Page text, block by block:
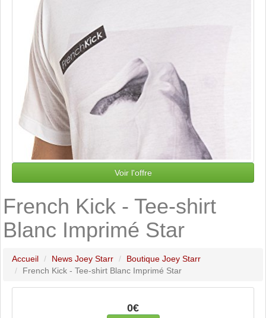
Voir l'offre
French Kick - Tee-shirt
Blanc Imprimé Star
Accueil News Joey Starr
Boutique Joey Starr
French Kick - Tee-shirt Blanc Imprimé Star
0€